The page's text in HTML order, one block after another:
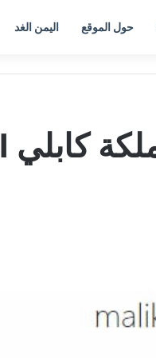
حول الموقع اليمن الغد